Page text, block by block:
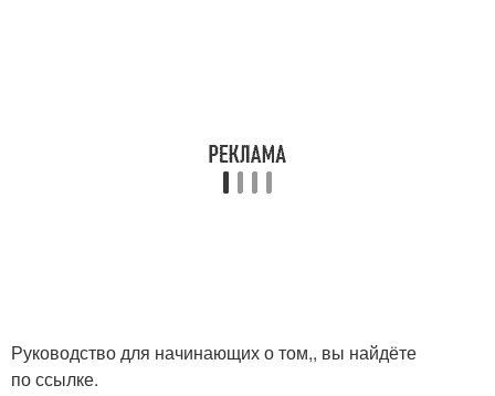
Руководство для начинающих о том,, вы найдёте
по ссылке.